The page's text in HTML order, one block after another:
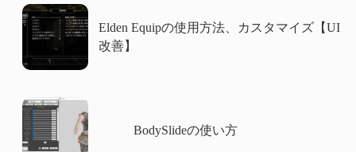
Elden Equipの使用方法、カスタマイズ【UI
改善】
BodySlideの使い方